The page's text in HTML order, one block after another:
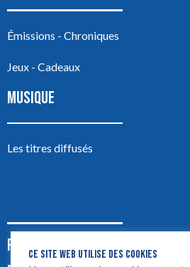
Émissions - Chroniques
Jeux - Cadeaux
MUSIQUE
Les titres diffusés
PODCASTS
CE SITE WEB UTILISE DES COOKIES